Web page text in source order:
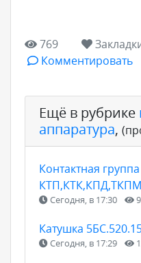
769
Комментировать
Ещё в рубрике
аппаратура,
Контактная
КТП,КТК,КПД,ТКПМ
Сегодня, в 17:30
Катушка
Сегодня, в 17:29